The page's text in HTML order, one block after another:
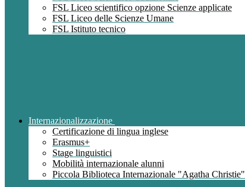
FSL Liceo scientifico opzione Scienze applicate
FSL Liceo delle Scienze Umane
FSL Istituto tecnico
Internazionalizzazione
Certificazione di lingua inglese
Erasmus+
Stage linguistici
Mobilità internazionale alunni
Piccola Biblioteca Internazionale "Agatha Christie"